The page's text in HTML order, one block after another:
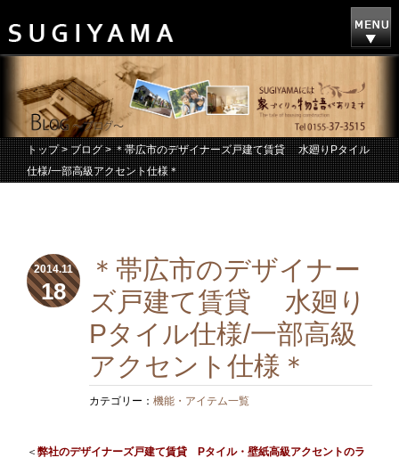
トップ>ブログ> ＊帯広市のデザイナーズ戸建て賃貸 水廻りPタイル
仕様/一部高級アクセント仕様＊
2014.11
18
＊帯広市のデザイナー
ズ戸建て賃貸 水廻り
Pタイル仕様/一部高級
アクセント仕様＊
カテゴリー： 機能・アイテム一覧
＜ 弊社のデザイナーズ戸建て賃貸 Pタイル・壁紙高級アクセントのラ